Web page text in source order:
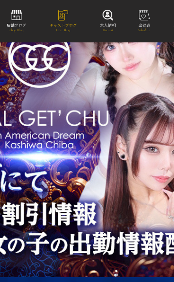
店舗ブログ
Shop Blog
キャストブログ
Cast Blog
求人情報
Recruit
出勤表
Schedule